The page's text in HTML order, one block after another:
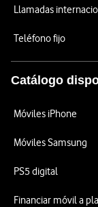
Llamadas
Teléfono fijo
Catálogo
Móviles iPhone
Móviles Samsung
PS5 digital
Financiar móvil a